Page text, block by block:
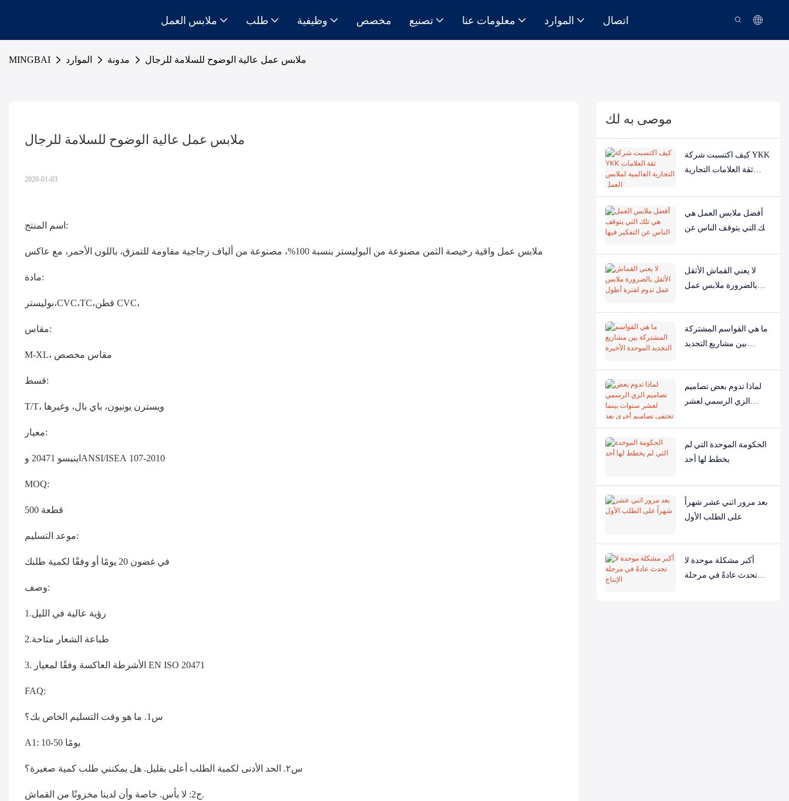
ملابس العمل طلب وظيفية مخصص تصنيع معلومات عنا الموارد اتصال
MINGBAI الموارد مدونة ملابس عمل عالية الوضوح للسلامة للرجال
ملابس عمل عالية الوضوح للسلامة للرجال
2020-01-03
اسم المنتج:
ملابس عمل واقية رخيصة الثمن مصنوعة من البوليستر بنسبة 100%، مصنوعة من ألياف زجاجية مقاومة للتمزق، باللون الأحمر، مع عاكس
مادة:
بوليستر،CVC،TC،قطن CVC،
مقاس:
M-XL، مقاس مخصص
قسط:
T/T، ويسترن يونيون، باي بال، وغيرها
معيار:
اينيسو 20471 وANSI/ISEA 107-2010
MOQ:
500 قطعة
موعد التسليم:
في غضون 20 يومًا أو وفقًا لكمية طلبك
وصف:
1.رؤية عالية في الليل
2.طباعة الشعار متاحة
3. الأشرطة العاكسة وفقًا لمعيار EN ISO 20471
FAQ:
س1. ما هو وقت التسليم الخاص بك؟
A1: 10-50 يومًا
س٢. الحد الأدنى لكمية الطلب أعلى بقليل. هل يمكنني طلب كمية صغيرة؟
ج2: لا بأس. خاصة وأن لدينا مخزونًا من القماش.
موصى به لك
كيف اكتسبت شركة YKK
ثقة العلامات التجارية
أفضل ملابس العمل هي
تلك التي يتوقف الناس عن
لا يعني القماش الأثقل
بالضرورة ملابس عمل
ما هي القواسم المشتركة
بين مشاريع التجديد
لماذا تدوم بعض تصاميم
الزي الرسمي لعشر
تصاميم أخرى بعد سنة
واحدة؟
الحكومة الموحدة التي لم
يخطط لها أحد
بعد مرور اثني عشر شهراً
على الطلب الأول
أكبر مشكلة موحدة لا
تحدث عادةً في مرحلة